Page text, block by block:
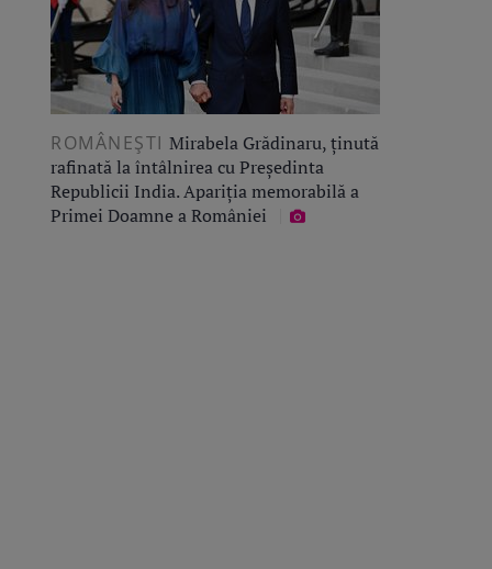
ROMÂNEŞTI Mirabela Grădinaru, ținută
rafinată la întâlnirea cu Președinta
Republicii India. Apariția memorabilă a
Primei Doamne a României